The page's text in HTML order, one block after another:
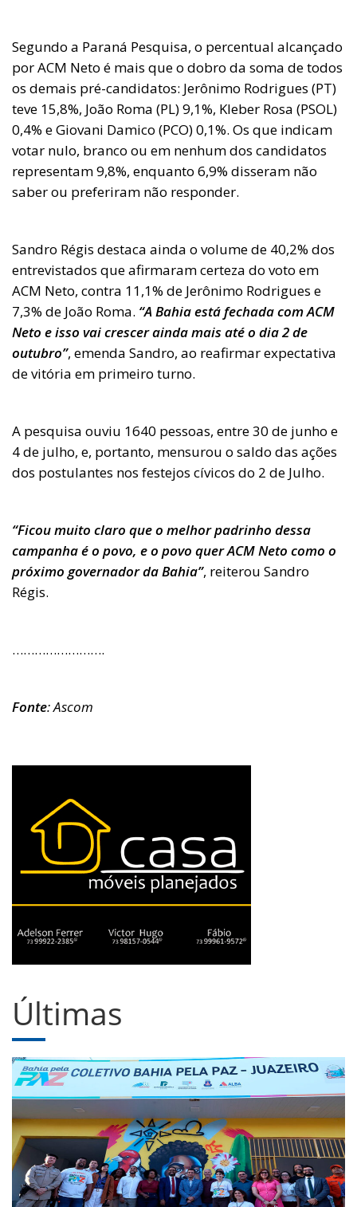
Segundo a Paraná Pesquisa, o percentual alcançado
por ACM Neto é mais que o dobro da soma de todos
os demais pré-candidatos: Jerônimo Rodrigues (PT)
teve 15,8%, João Roma (PL) 9,1%, Kleber Rosa (PSOL)
0,4% e Giovani Damico (PCO) 0,1%. Os que indicam
votar nulo, branco ou em nenhum dos candidatos
representam 9,8%, enquanto 6,9% disseram não
saber ou preferiram não responder.
Sandro Régis destaca ainda o volume de 40,2% dos
entrevistados que afirmaram certeza do voto em
ACM Neto, contra 11,1% de Jerônimo Rodrigues e
7,3% de João Roma. “A Bahia está fechada com ACM
Neto e isso vai crescer ainda mais até o dia 2 de
outubro”, emenda Sandro, ao reafirmar expectativa
de vitória em primeiro turno.
A pesquisa ouviu 1640 pessoas, entre 30 de junho e
4 de julho, e, portanto, mensurou o saldo das ações
dos postulantes nos festejos cívicos do 2 de Julho.
“Ficou muito claro que o melhor padrinho dessa
campanha é o povo, e o povo quer ACM Neto como o
próximo governador da Bahia”, reiterou Sandro
Régis.
…………………….
Fonte: Ascom
Últimas